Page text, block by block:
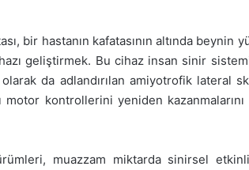
bir hastanın kafatasının altında
geliştirmek. Bu cihaz insan sinir
da adlandırılan amiyotrofik lateral
motor kontrollerini yeniden
muazzam miktarda sinirsel